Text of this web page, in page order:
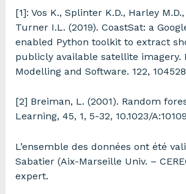
[1]: Vos K., Splinter K.D., Harley
Turner I.L. (2019). CoastSat: a
enabled Python toolkit to extract
publicly available satellite imagery.
Modelling and Software. 122,
[2] Breiman, L. (2001). Random
Learning, 45, 1, 5-32, 10.1023/
L’ensemble des données ont été
Sabatier (Aix-Marseille Univ. –
expert.